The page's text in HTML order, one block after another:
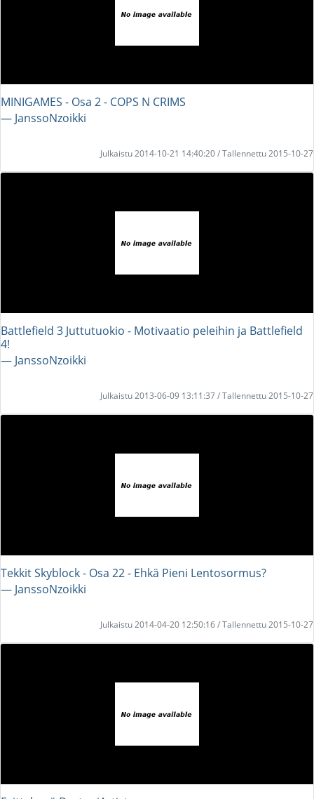
MINIGAMES - Osa 2 - COPS N CRIMS
― JanssoNzoikki
Julkaistu 2014-10-21 14:40:20 / Tallennettu 2015-10-27
Battlefield 3 Juttutuokio - Motivaatio peleihin ja Battlefield
4!
― JanssoNzoikki
Julkaistu 2013-06-09 13:11:37 / Tallennettu 2015-10-27
Tekkit Skyblock - Osa 22 - Ehkä Pieni Lentosormus?
― JanssoNzoikki
Julkaistu 2014-04-20 12:50:16 / Tallennettu 2015-10-27